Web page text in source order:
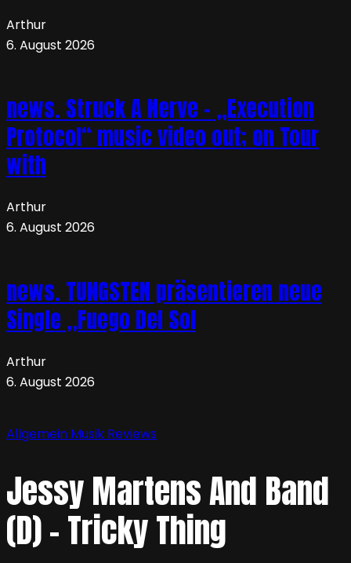
Arthur
6. August 2026
news. Struck A Nerve – „Execution
Protocol“ music video out; on Tour
with
Arthur
6. August 2026
news. TUNGSTEN präsentieren neue
Single „Fuego Del Sol
Arthur
6. August 2026
Allgemein Musik Reviews
Jessy Martens And Band
(D) – Tricky Thing